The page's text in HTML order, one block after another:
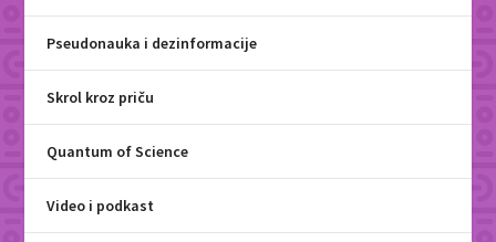
Pseudonauka i dezinformacije
Skrol kroz priču
Quantum of Science
Video i podkast